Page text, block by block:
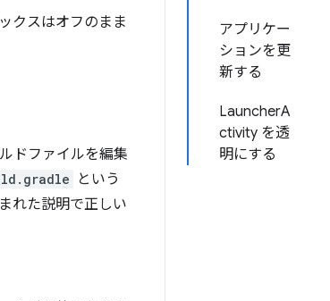
アプリケー
ションを更
新する
LauncherA
ctivity を透
明にする
クスはオフのまま
ドファイルを編集
という
れた説明で正しい